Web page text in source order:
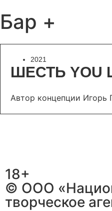
Бар +
2021
ШЕСТЬ YOU
Автор концепции Игорь
18+
© ООО
творческое